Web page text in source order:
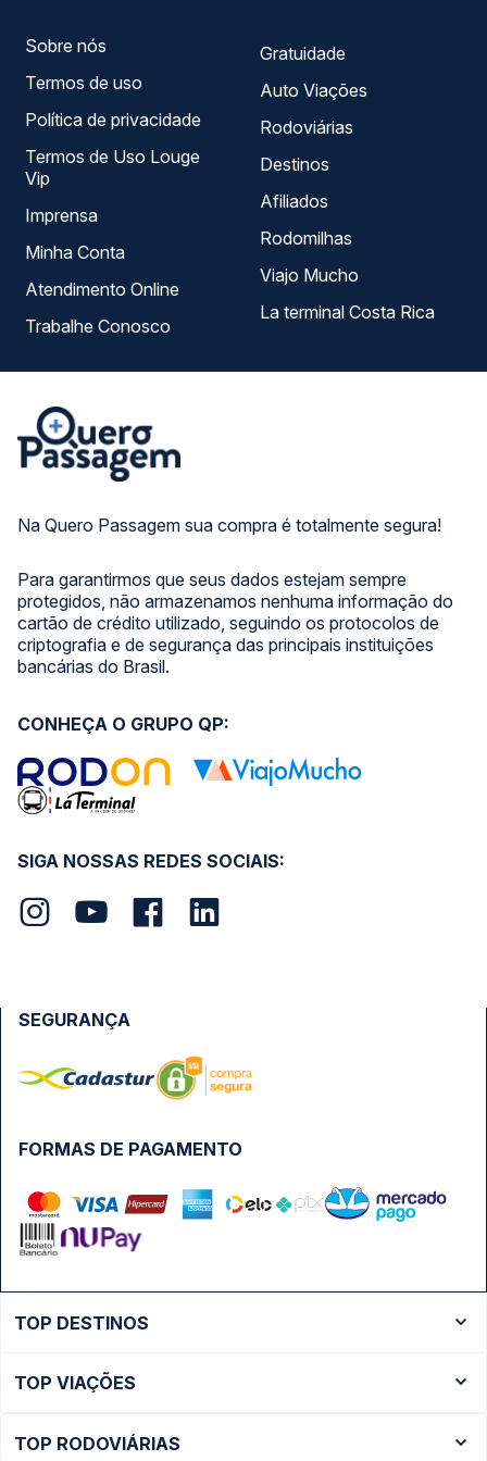
Na Quero Passagem sua compra é totalmente segura!
Para garantirmos que seus dados estejam sempre
protegidos, não armazenamos nenhuma informação do
cartão de crédito utilizado, seguindo os protocolos de
criptografia e de segurança das principais instituições
bancárias do Brasil.
Sobre nós
Termos de uso
Política de privacidade
Termos de Uso Louge
Vip
Imprensa
Minha Conta
Atendimento Online
Trabalhe Conosco
Gratuidade
Auto Viações
Rodoviárias
Destinos
Afiliados
Rodomilhas
Viajo Mucho
La terminal Costa Rica
SIGA NOSSAS REDES SOCIAIS:
CONHEÇA O GRUPO QP:
FORMAS DE PAGAMENTO
SEGURANÇA
TOP DESTINOS
Ônibus São Paulo
TOP VIAÇÕES
TOP RODOVIÁRIAS